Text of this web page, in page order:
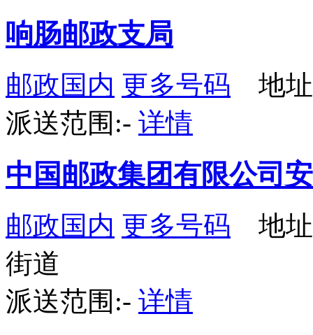
响肠邮政支局
邮政国内 更多号码 地址
派送范围:- 详情
中国邮政集团有限公司
邮政国内 更多号码 地址
街道
派送范围:- 详情